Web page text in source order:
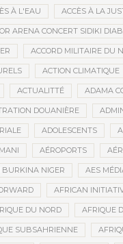
À L'EAU ACCÈS À LA
ARENA CONCERT SIDIKI
ACCORD MILITAIRE DU
ACTION CLIMATIQUE
ACTUALITTÉ ADAMA
DOUANIÈRE
ADOLESCENTS
AÉROPORTS
BURKINA NIGER AES
AFRICAN
DU NORD AFRIQUE
SUBSAHRIENNE